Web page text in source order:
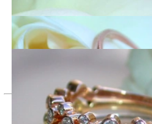
1.280,00 €
Graziler Diamanten Memory Ring in Roségold
1.280,00 €